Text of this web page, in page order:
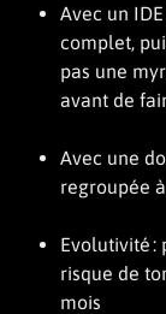
Avec un
complet,
pas une
avant de
Avec une
regroupée
Evolutivité :
risque de
mois